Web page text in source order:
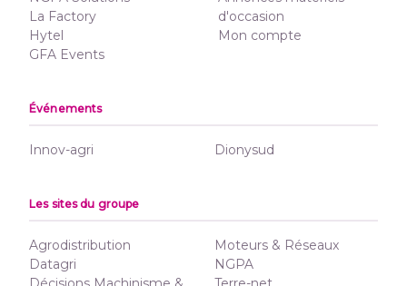
La Factory
Hytel
GFA Events
d'occasion
Mon compte
Événements
Innov-agri Dionysud
Les sites du groupe
Agrodistribution
Datagri
Moteurs & Réseaux
NGPA